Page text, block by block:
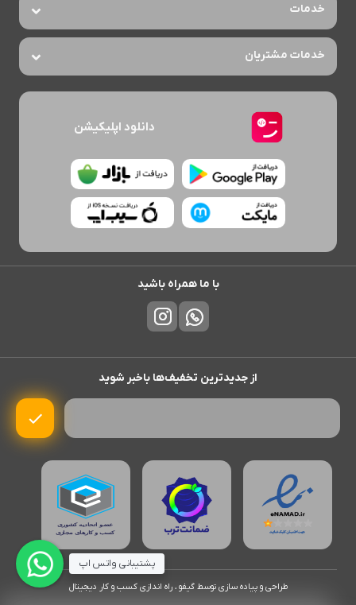
خدمات
خدمات مشتریان
دانلود اپلیکیشن
با ما همراه باشید
از جدیدترین تخفیف‌ها باخبر شوید
طراحی و پیاده سازی توسط گیفو ، راه اندازی کسب و کار دیجیتال
پشتیبانی واتس اپ